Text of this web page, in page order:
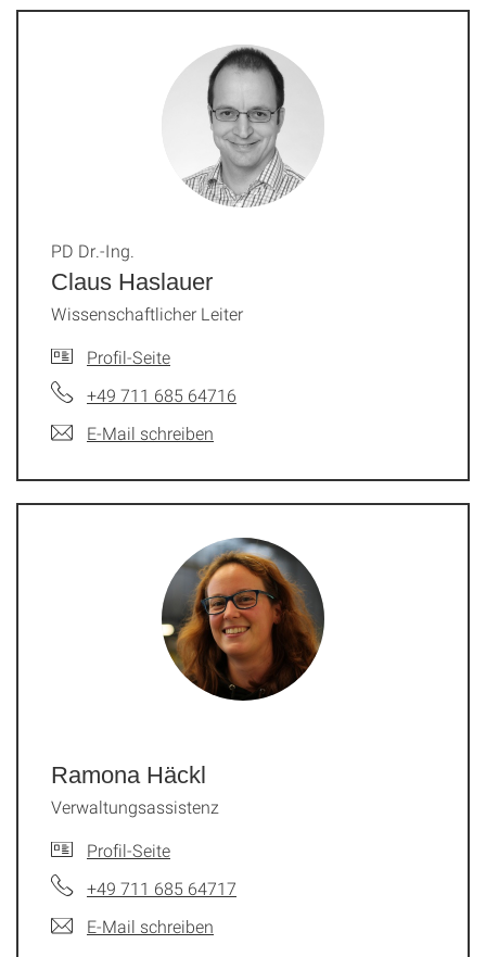
Claus Haslauer
PD Dr.-Ing.
Wissenschaftlicher Leiter
Profil-Seite
+49 711 685 64716
E-Mail schreiben
Ramona Häckl
Verwaltungsassistenz
Profil-Seite
+49 711 685 64717
E-Mail schreiben